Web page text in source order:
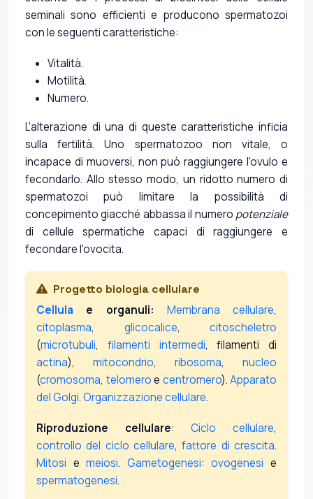
seminali sono efficienti e producono spermatozoi
con le seguenti caratteristiche:
Vitalità.
Motilità.
Numero.
L'alterazione di una di queste caratteristiche inficia
sulla fertilità. Uno spermatozoo non vitale, o
incapace di muoversi, non può raggiungere l'ovulo e
fecondarlo. Allo stesso modo, un ridotto numero di
spermatozoi può limitare la possibilità di
concepimento giacché abbassa il numero potenziale
di cellule spermatiche capaci di raggiungere e
fecondare l'ovocita.
Progetto biologia cellulare
Cellula e organuli: Membrana cellulare,
citoplasma, glicocalice, citoscheletro
(microtubuli, filamenti intermedi, filamenti di
actina), mitocondrio, ribosoma, nucleo
(cromosoma, telomeroe centromero).Apparato
del Golgi.Organizzazione cellulare.
Riproduzione cellulare:Ciclo cellulare,
controllo del ciclo cellulare,fattore di crescita.
Mitosi emeiosi. Gametogenesi:ovogenesi e
spermatogenesi.